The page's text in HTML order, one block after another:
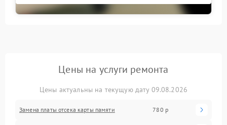
Цены на услуги ремонта
Цены актуальны на текущую дату 09.08.2026
Замена платы отсека карты памяти 780 р